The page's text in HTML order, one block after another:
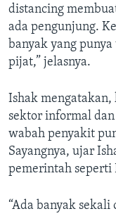
distancing
ada pengunjung.
banyak yang
pijat,” jelasnya.
Ishak
sektor informal
wabah penyakit
Sayangnya, ujar
pemerintah seperti
“Ada banyak